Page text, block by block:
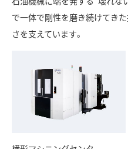
で一体で剛性を磨き続けてき
さを支えています。